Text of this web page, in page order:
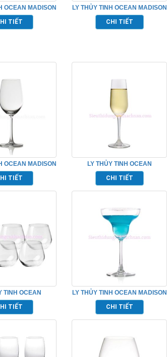
OCEAN MADISON
TP_1015P04
TIẾT
LY THỦY TINH OCEAN MADISON
RED WINE TP_1015R15
CHI TIẾT
OCEAN MADISON
TP_1015R15
TIẾT
LY THỦY TINH OCEAN
LEXINGTON FLUTE
CHAMPAGNE TP_1019F06
CHI TIẾT
TINH OCEAN
TP_ C18512
TIẾT
LY THỦY TINH OCEAN MADISON
MARGARITA TP_1015M12
CHI TIẾT